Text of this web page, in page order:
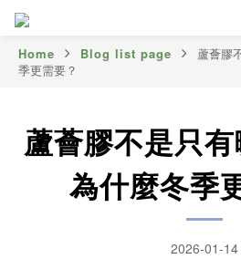
Home Blog list page
蘆薈膠
季更需要？
蘆薈膠不是只有
為什麼冬季
2026-01-14